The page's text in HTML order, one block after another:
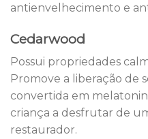
antienvelhecimento e
Cedarwood
Possui propriedades
Promove a liberação de
convertida em
criança a desfrutar de
restaurador.